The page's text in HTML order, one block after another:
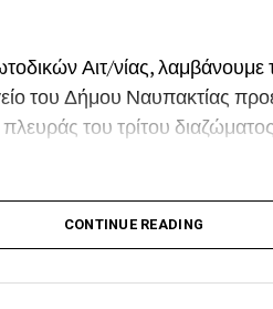
Αιτ/νίας,
του Δήμου Ναυπακτίας
του τρίτου
και το Καλοκαίρι του
CONTINUE READING